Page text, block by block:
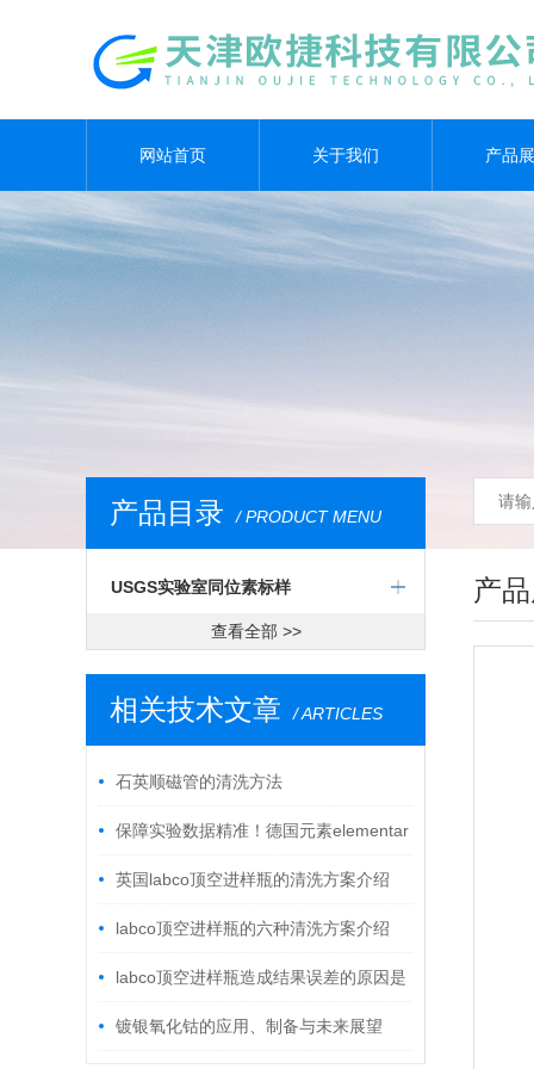
网站首页 关于我们 产品
产品目录 / PRODUCT MENU
USGS实验室同位素标样
查看全部 >>
相关技术文章 / ARTICLES
石英顺磁管的清洗方法
保障实验数据精准！德国元素elementar
核心催化与样品耗材优选代理商
英国labco顶空进样瓶的清洗方案介绍
labco顶空进样瓶的六种清洗方案介绍
labco顶空进样瓶造成结果误差的原因是
什么镀银氧化钴的应用、制备与未来展望
产